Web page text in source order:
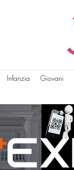
Infanzia Giovani